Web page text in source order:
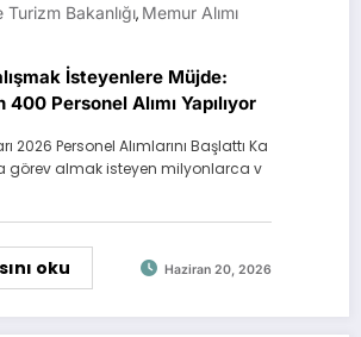
Turizm Bakanlığı, Memur Alımı
İsteyenlere Müjde:
Personel Alımı Yapılıyor
2026 Personel Alımlarını Başlattı Ka
görev almak isteyen milyonlarca v
oku Haziran 20, 2026